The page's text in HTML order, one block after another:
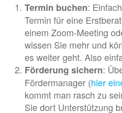
Termin buchen:
Termin für eine
einem Zoom-Meeting
wissen Sie mehr und
es weiter geht. Also
Förderung sichern:
Fördermanager (hier
kommt man rasch zu
Sie dort Unterstützung